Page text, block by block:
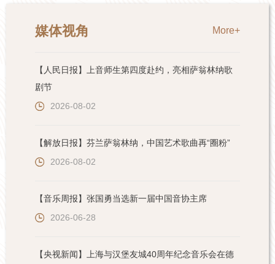
媒体视角 More+
【人民日报】上音师生第四度赴约，亮相萨翁林纳歌
剧节
2026-08-02
【解放日报】芬兰萨翁林纳，中国艺术歌曲再“圈粉”
2026-08-02
【音乐周报】张国勇当选新一届中国音协主席
2026-06-28
【央视新闻】上海与汉堡友城40周年纪念音乐会在德